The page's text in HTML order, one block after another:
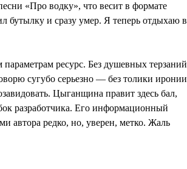
«Про водку», что весит в формате
и сразу умер. Я теперь отдыхаю в
ресурс. Без душевных терзаний
сугубо серьезно — без толики иронии
Цыганщина правит здесь бал,
разработчика. Его информационный
автора редко, но, уверен, метко. Жаль